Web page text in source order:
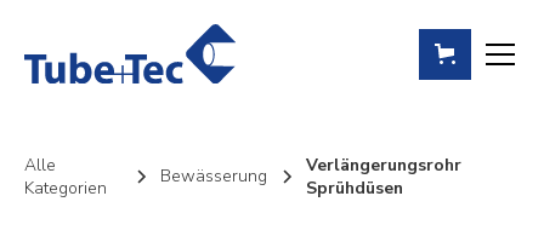
Alle
Kategorien
Bewässerung
Verlängerungsrohr
Sprühdüsen